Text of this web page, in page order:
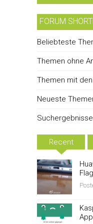
FORUM
Beliebteste
Themen ohne
Themen mit
Neueste
Suchergebnisse
Recent